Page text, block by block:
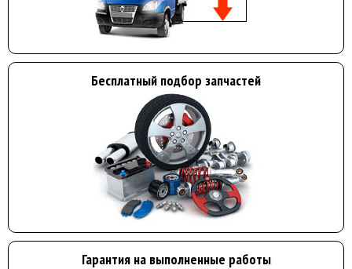
Бесплатный подбор запчастей
Гарантия на выполненные работы